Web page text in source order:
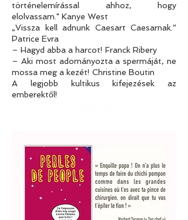
történelemírással ahhoz, hogy
elolvassam." Kanye West
„Vissza kell adnunk Caesart Caesarnak.”
Patrice Evra
– Hagyd abba a harcot! Franck Ribery
– Aki most adományozta a spermáját, ne
mossa meg a kezét! Christine Boutin
A legjobb kultikus kifejezések az
emberektől!